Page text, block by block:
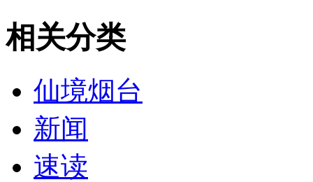
相关分类
仙境烟台
新闻
速读